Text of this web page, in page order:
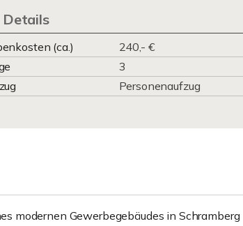
Details
(ca.) 240,- €
3
Personenaufzug
modernen Gewerbegebäudes in Schramberg